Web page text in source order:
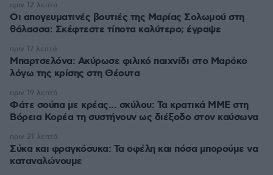
Οι απογευματινές βουτιές της Μαρίας Σολωμού στη
θάλασσα: Σκέφτεστε τίποτα καλύτερο; έγραψε
πριν 12 λεπτά
Μπαρτσελόνα: Ακύρωσε φιλικό παιχνίδι στο Μαρόκο
λόγω της κρίσης στη Θέουτα
πριν 17 λεπτά
Φάτε σούπα με κρέας... σκύλου: Τα κρατικά ΜΜΕ στη
Βόρεια Κορέα τη συστήνουν ως διέξοδο στον καύσωνα
πριν 19 λεπτά
Σύκα και φραγκόσυκα: Τα οφέλη και πόσα μπορούμε να
καταναλώνουμε
πριν 21 λεπτά